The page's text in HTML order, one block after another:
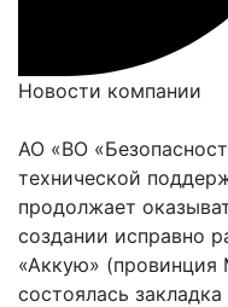
Новости компании
АО «ВО
технической
продолжает
создании исправно
«Аккую» (провинция
состоялась